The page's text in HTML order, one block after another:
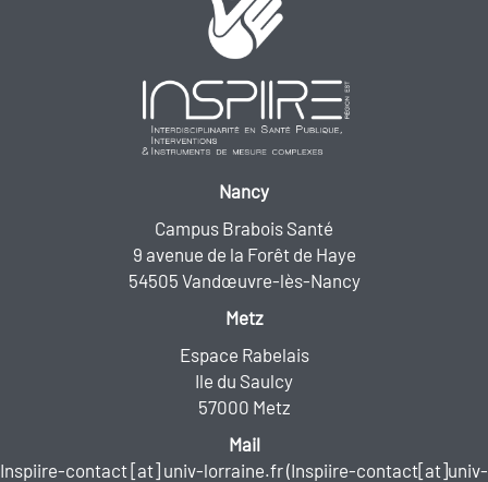
Nancy
Campus Brabois Santé
9 avenue de la Forêt de Haye
54505 Vandœuvre-lès-Nancy
Metz
Espace Rabelais
Ile du Saulcy
57000 Metz
Mail
Inspiire-contact[at] univ-lorraine.fr(Inspiire-contact[at]univ-